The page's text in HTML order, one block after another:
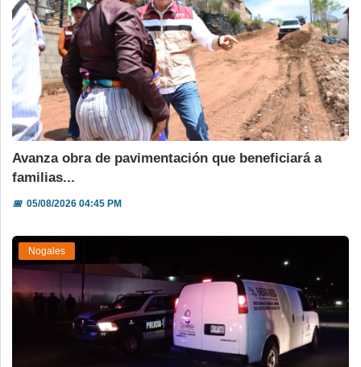
Avanza obra de pavimentación que beneficiará a
familias...
📅05/08/2026 04:45 PM
Nogales